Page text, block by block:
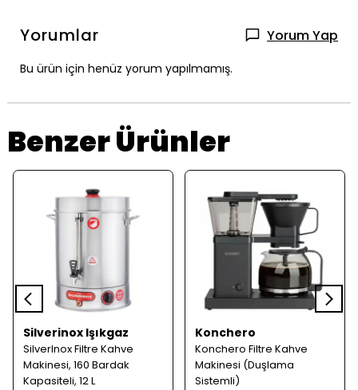
Yorumlar Yorum Yap
Bu ürün için henüz yorum yapılmamış.
Benzer Ürünler
Silverinox Işıkgaz
SilverInox Filtre Kahve
Makinesi, 160 Bardak
Kapasiteli, 12 L
Konchero
Konchero Filtre Kahve
Makinesi (Duşlama
Sistemli)